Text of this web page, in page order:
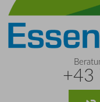
+43